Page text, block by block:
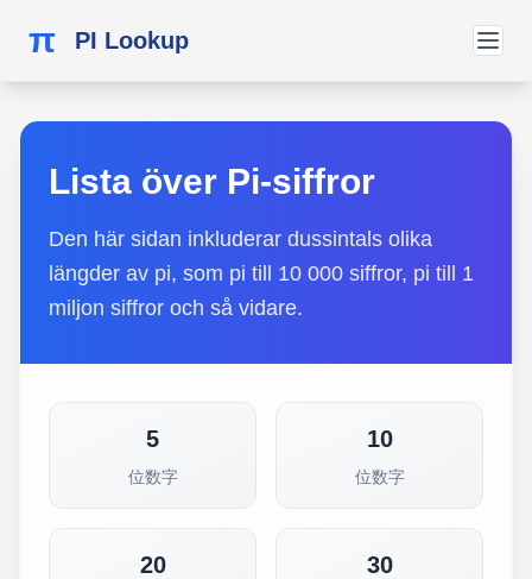
π PI Lookup
Lista över Pi-siffror
Den här sidan inkluderar dussintals olika
längder av pi, som pi till 10 000 siffror, pi till 1
miljon siffror och så vidare.
5
位数字
10
位数字
20 30